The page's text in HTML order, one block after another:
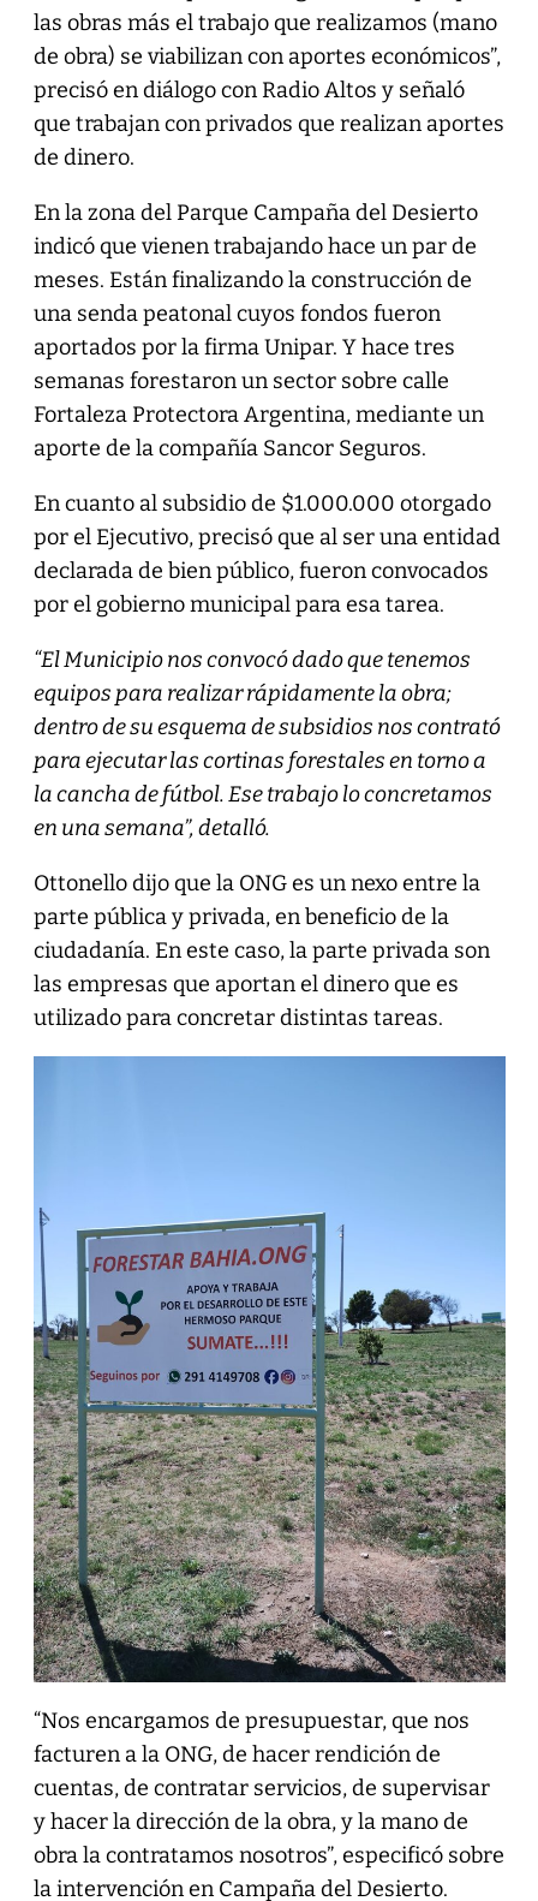
las obras más el trabajo que realizamos (mano
de obra) se viabilizan con aportes económicos”,
precisó en diálogo con Radio Altos y señaló
que trabajan con privados que realizan aportes
de dinero.
En la zona del Parque Campaña del Desierto
indicó que vienen trabajando hace un par de
meses. Están finalizando la construcción de
una senda peatonal cuyos fondos fueron
aportados por la firma Unipar. Y hace tres
semanas forestaron un sector sobre calle
Fortaleza Protectora Argentina, mediante un
aporte de la compañía Sancor Seguros.
En cuanto al subsidio de $1.000.000 otorgado
por el Ejecutivo, precisó que al ser una entidad
declarada de bien público, fueron convocados
por el gobierno municipal para esa tarea.
“El Municipio nos convocó dado que tenemos
equipos para realizar rápidamente la obra;
dentro de su esquema de subsidios nos contrató
para ejecutar las cortinas forestales en torno a
la cancha de fútbol. Ese trabajo lo concretamos
en una semana”, detalló.
Ottonello dijo que la ONG es un nexo entre la
parte pública y privada, en beneficio de la
ciudadanía. En este caso, la parte privada son
las empresas que aportan el dinero que es
utilizado para concretar distintas tareas.
“Nos encargamos de presupuestar, que nos
facturen a la ONG, de hacer rendición de
cuentas, de contratar servicios, de supervisar
y hacer la dirección de la obra, y la mano de
obra la contratamos nosotros”, especificó sobre
la intervención en Campaña del Desierto.